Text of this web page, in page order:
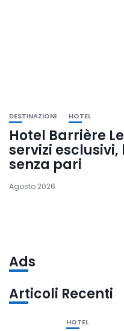
DESTINAZIONI HOTEL
Hotel Barrière
servizi
senza pari
Agosto 2026
Ads
Articoli Recenti
HOTEL